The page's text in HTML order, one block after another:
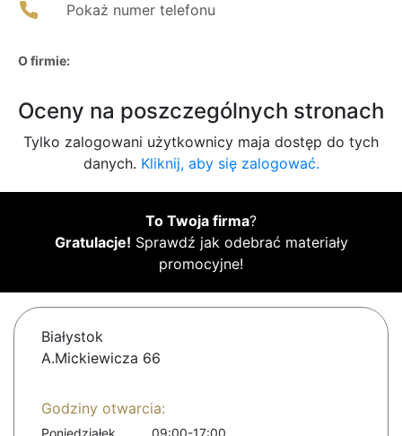
Pokaż numer telefonu
O firmie:
Oceny na poszczególnych stronach
Tylko zalogowani użytkownicy maja dostęp do tych
danych. Kliknij, aby się zalogować.
To Twoja firma?
Gratulacje! Sprawdź jak odebrać materiały
promocyjne!
Białystok
A.Mickiewicza 66
Godziny otwarcia:
Poniedziałek
09:00-17:00